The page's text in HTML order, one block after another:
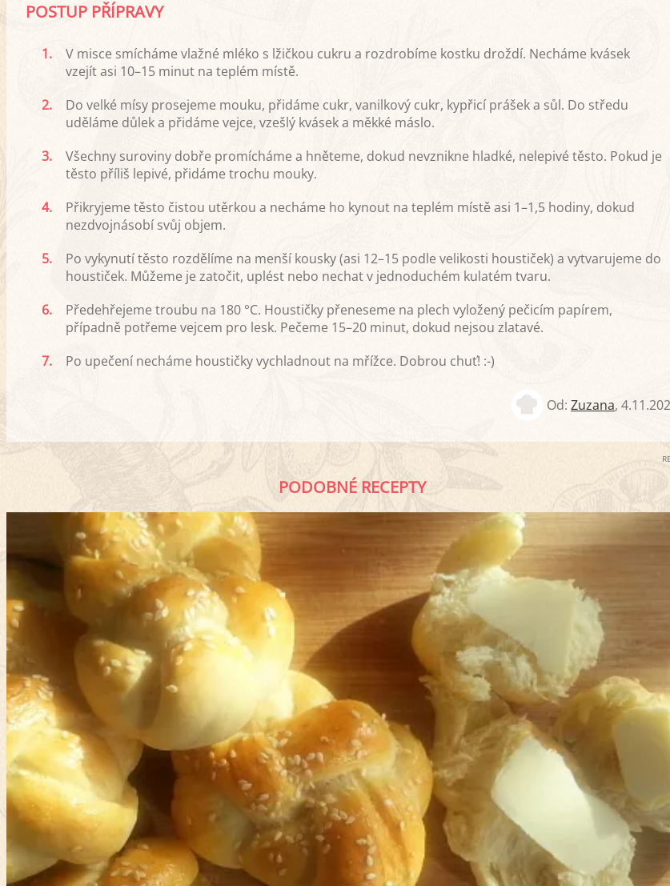
POSTUP PŘÍPRAVY
1.
V misce smícháme vlažné mléko s lžičkou cukru a rozdrobíme kostku droždí. Necháme kvásek
vzejít asi 10–15 minut na teplém místě.
2.
Do velké mísy prosejeme mouku, přidáme cukr, vanilkový cukr, kypřicí prášek a sůl. Do středu
uděláme důlek a přidáme vejce, vzešlý kvásek a měkké máslo.
3.
Všechny suroviny dobře promícháme a hněteme, dokud nevznikne hladké, nelepivé těsto. Pokud je
těsto příliš lepivé, přidáme trochu mouky.
4.
Přikryjeme těsto čistou utěrkou a necháme ho kynout na teplém místě asi 1–1,5 hodiny, dokud
nezdvojnásobí svůj objem.
5.
Po vykynutí těsto rozdělíme na menší kousky (asi 12–15 podle velikosti houstiček) a vytvarujeme do
houstiček. Můžeme je zatočit, uplést nebo nechat v jednoduchém kulatém tvaru.
6.
Předehřejeme troubu na 180 °C. Houstičky přeneseme na plech vyložený pečicím papírem,
případně potřeme vejcem pro lesk. Pečeme 15–20 minut, dokud nejsou zlatavé.
7.
Po upečení necháme houstičky vychladnout na mřížce. Dobrou chuť! :-)
Od:Zuzana,
PODOBNÉ RECEPTY